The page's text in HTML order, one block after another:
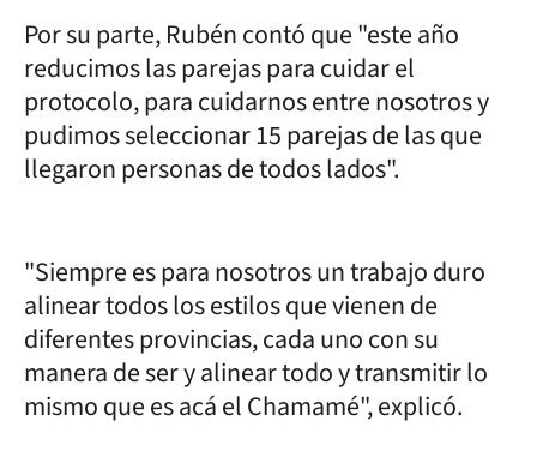
Por su parte, Rubén contó que "este año
reducimos las parejas para cuidar el
protocolo, para cuidarnos entre nosotros y
pudimos seleccionar 15 parejas de las que
llegaron personas de todos lados".
"Siempre es para nosotros un trabajo duro
alinear todos los estilos que vienen de
diferentes provincias, cada uno con su
manera de ser y alinear todo y transmitir lo
mismo que es acá el Chamamé", explicó.